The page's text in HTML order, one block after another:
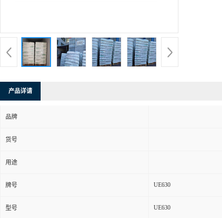
产品详请
品牌
货号
用途
牌号 UE630
型号 UE630